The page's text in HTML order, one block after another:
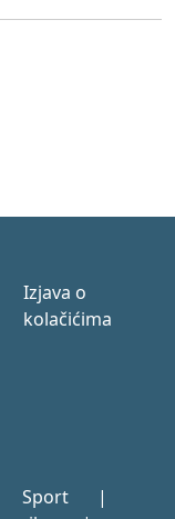
Izjava o
kolačićima
Sport
|